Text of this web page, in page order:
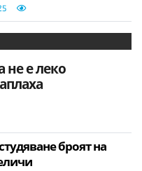
не е леко
броят на